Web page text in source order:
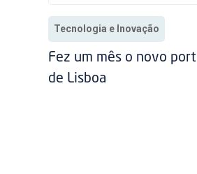
Tecnologia e Inovação
Fez um mês o novo
de Lisboa